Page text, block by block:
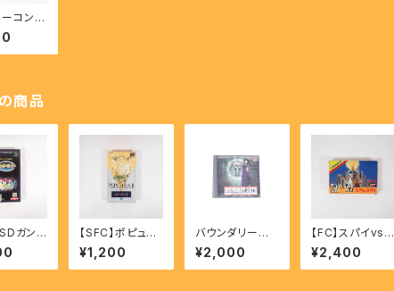
ーコンピ
ルフUS
全攻略
商品
SDガンダ
円卓の
Gun
【SFC】ポピュラ
ス2 - POPULO
US Ⅱ TRIALS
OF THE OLYM
¥1,200
バウンダリーゲ
ート - BOUND
ARY GATE 【P
S】
¥2,000
【FC】スパイvsス
パイ - SPY VS
SPY
¥2,400